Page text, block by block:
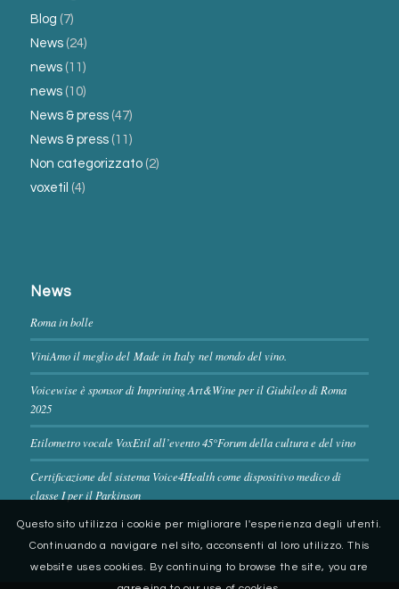
Blog (7)
News(24)
news(11)
news(10)
News & press(47)
News & press(11)
Non categorizzato(2)
voxetil (4)
News
Roma in bolle
ViniAmo il meglio del Made in Italy nel mondo del vino.
Voicewise è sponsor di Imprinting Art&Wine per il Giubileo di Roma
2025
Etilometro vocale VoxEtil all’evento 45°Forum della cultura e del vino
Certificazione del sistema Voice4Health come dispositivo medico di
classe I per il Parkinson
Questo sito utilizza i cookie per migliorare l'esperienza degli utenti.
Continuando a navigare nel sito, acconsenti al loro utilizzo. This
website uses cookies. By continuing to browse the site, you are